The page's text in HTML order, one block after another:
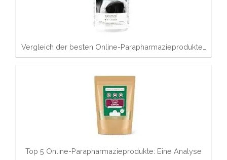
Vergleich der besten Online-Parapharmazieprodukte…
Top 5 Online-Parapharmazieprodukte: Eine Analyse